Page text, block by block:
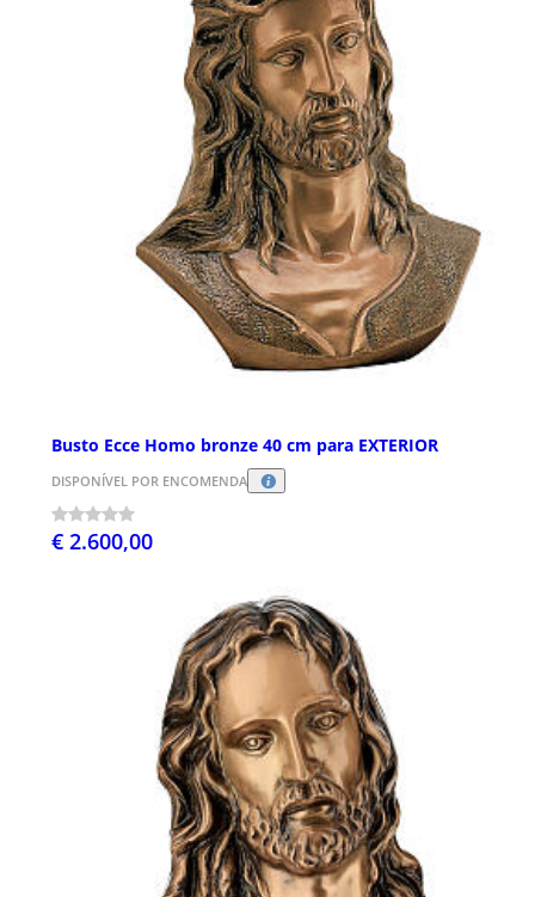
Busto Ecce Homo bronze 40 cm para EXTERIOR
DISPONÍVEL POR ENCOMENDA
€ 2.600,00